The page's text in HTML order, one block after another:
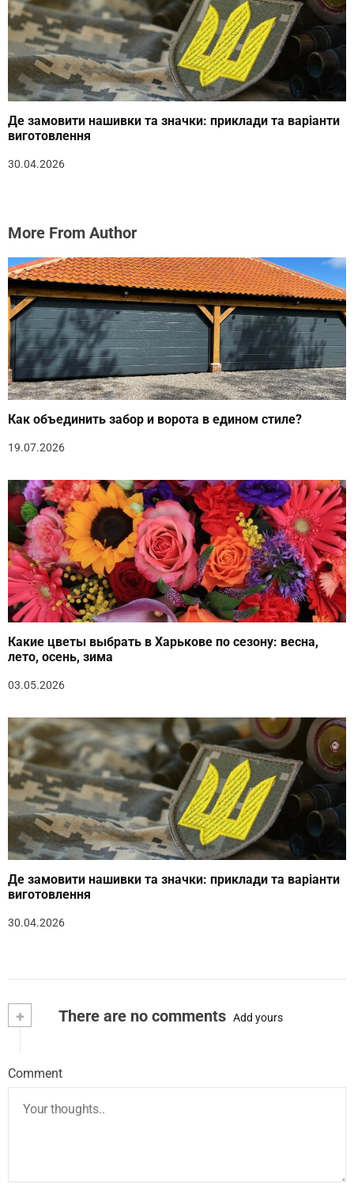
Де замовити нашивки та значки: приклади та варіанти
виготовлення
30.04.2026
More From Author
Как объединить забор и ворота в едином стиле?
19.07.2026
Какие цветы выбрать в Харькове по сезону: весна,
лето, осень, зима
03.05.2026
Де замовити нашивки та значки: приклади та варіанти
виготовлення
30.04.2026
+ There are no comments Add yours
Comment